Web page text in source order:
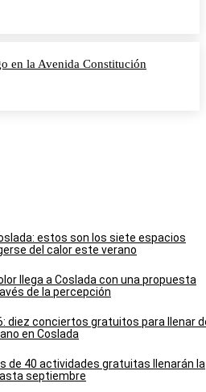
en la Avenida Constitución
estos son los siete espacios
del calor este verano
llega a Coslada con una propuesta
de la percepción
diez conciertos gratuitos para llenar
en Coslada
de 40 actividades gratuitas llenarán la
septiembre